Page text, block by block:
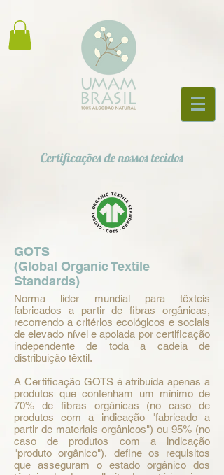
Certificações de nossos tecidos
GOTS
(Global Organic Textile
Standards)
Norma líder mundial para têxteis
fabricados a partir de fibras orgânicas,
recorrendo a critérios ecológicos e sociais
de elevado nível e apoiada por certificação
independente de toda a cadeia de
distribuição têxtil.
A Certificação GOTS é atribuída apenas a
produtos que contenham um mínimo de
70% de fibras orgânicas (no caso de
produtos com a indicação "fabricado a
partir de materiais orgânicos") ou 95% (no
caso de produtos com a indicação
"produto orgânico"), define os requisitos
que asseguram o estado orgânico dos